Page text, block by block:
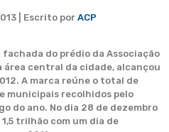
| Escrito por ACP
do prédio da Associação
área central da cidade, alcançou
A marca reúne o total de
municipais recolhidos pelo
do ano. No dia 28 de dezembro
trilhão com um dia de